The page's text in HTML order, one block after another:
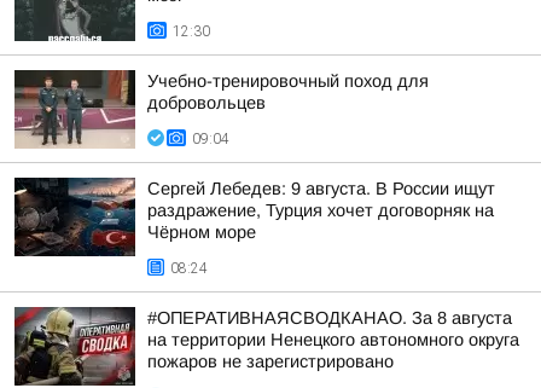
12:30
Учебно-тренировочный поход для
добровольцев
09:04
Сергей Лебедев: 9 августа. В России ищут
раздражение, Турция хочет договорняк на
Чёрном море
08:24
#ОПЕРАТИВНАЯСВОДКАНАО. За 8 августа
на территории Ненецкого автономного округа
пожаров не зарегистрировано